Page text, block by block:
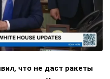
что не даст ракеты